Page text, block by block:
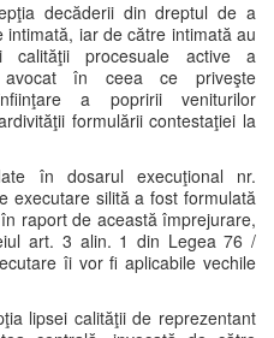
decăderii din dreptul de a
iar de către intimată au
calităţii procesuale active a
avocat în ceea ce priveşte
a popririi veniturilor
formulării contestaţiei la
în dosarul execuţional nr.
executare silită a fost formulată
raport de această împrejurare,
art. 3 alin. 1 din Legea 76 /
îi vor fi aplicabile vechile
lipsei calităţii de reprezentant